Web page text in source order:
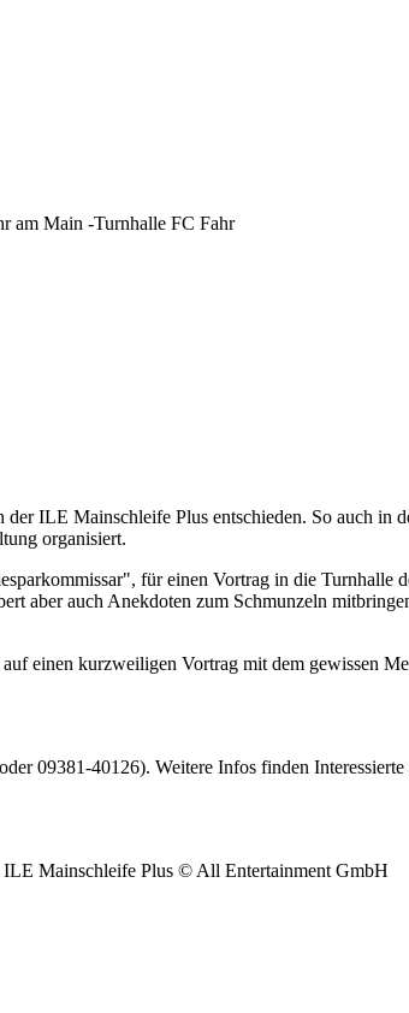
am Main -Turnhalle FC Fahr
ILE Mainschleife Plus entschieden. So auch in
organisiert.
für einen Vortrag in die Turnhalle
aber auch Anekdoten zum Schmunzeln
einen kurzweiligen Vortrag mit dem gewissen
09381-40126). Weitere Infos finden
ILE Mainschleife Plus © All Entertainment GmbH